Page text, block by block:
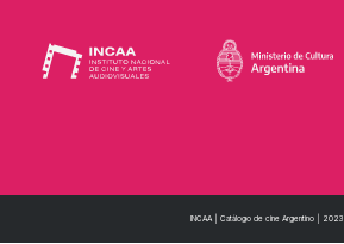
INCAA | Catálogo de cine Argentino | 2023